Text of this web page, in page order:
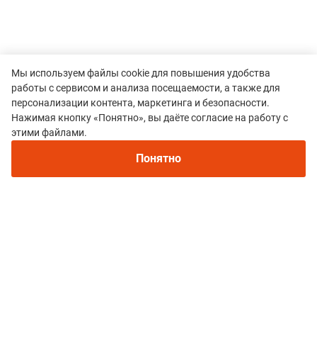
Рекомендуем
Непромокаемые кроссовки для бега зимой и
трейлраннинга 2026. Для города и
Мы используем файлы cookie для повышения удобства
работы с сервисом и анализа посещаемости, а также для
персонализации контента, маркетинга и безопасности.
Нажимая кнопку «Понятно», вы даёте согласие на работу с
этими файлами.
Понятно